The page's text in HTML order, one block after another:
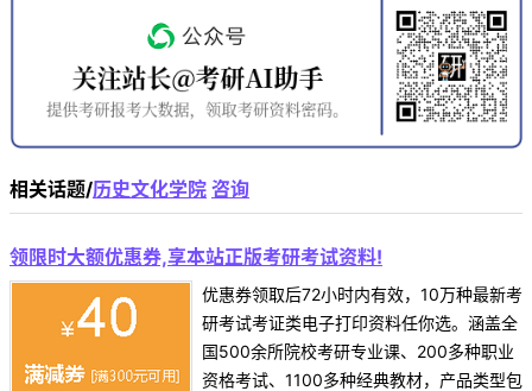
相关话题/历史文化学院 咨询
领限时大额优惠券,享本站正版考研考试资料!
优惠券领取后72小时内有效，10万种最新考
研考试考证类电子打印资料任你选。涵盖全
国500余所院校考研专业课、200多种职业
资格考试、1100多种经典教材，产品类型包